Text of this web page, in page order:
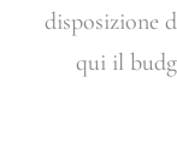
disposizione
qui il